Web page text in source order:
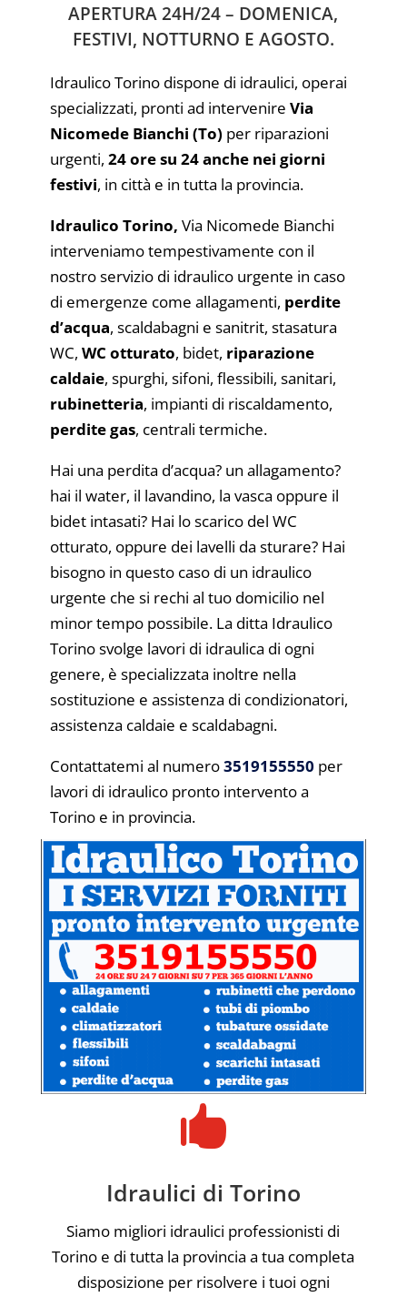
APERTURA 24H/24 – DOMENICA,
FESTIVI, NOTTURNO E AGOSTO.
Idraulico Torino dispone di idraulici, operai
specializzati, pronti ad intervenire Via
Nicomede Bianchi (To) per riparazioni
urgenti, 24 ore su 24 anche nei giorni
festivi, in città e in tutta la provincia.
Idraulico Torino, Via Nicomede Bianchi
interveniamo tempestivamente con il
nostro servizio di idraulico urgente in caso
di emergenze come allagamenti, perdite
d’acqua, scaldabagni e sanitrit, stasatura
WC, WC otturato, bidet, riparazione
caldaie, spurghi, sifoni, flessibili, sanitari,
rubinetteria, impianti di riscaldamento,
perdite gas, centrali termiche.
Hai una perdita d’acqua? un allagamento?
hai il water, il lavandino, la vasca oppure il
bidet intasati? Hai lo scarico del WC
otturato, oppure dei lavelli da sturare? Hai
bisogno in questo caso di un idraulico
urgente che si rechi al tuo domicilio nel
minor tempo possibile. La ditta Idraulico
Torino svolge lavori di idraulica di ogni
genere, è specializzata inoltre nella
sostituzione e assistenza di condizionatori,
assistenza caldaie e scaldabagni.
Contattatemi al numero3519155550 per
lavori di idraulico pronto intervento a
Torino e in provincia.

Idraulici di Torino
Siamo migliori idraulici professionisti di
Torino e di tutta la provincia a tua completa
disposizione per risolvere i tuoi ogni